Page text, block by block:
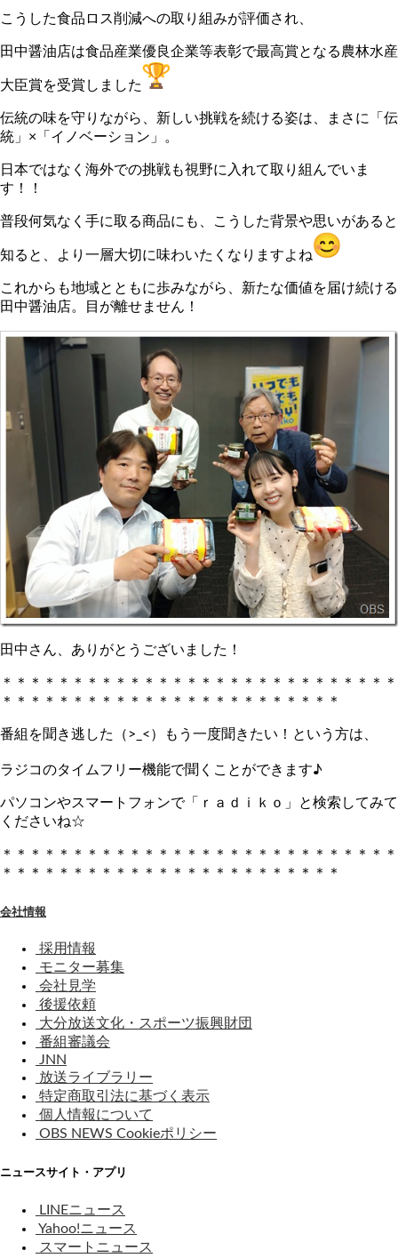
こうした食品ロス削減への取り組みが評価され、
田中醤油店は食品産業優良企業等表彰で最高賞となる農林水産
大臣賞を受賞しました
伝統の味を守りながら、新しい挑戦を続ける姿は、まさに「伝
統」×「イノベーション」。
日本ではなく海外での挑戦も視野に入れて取り組んでいま
す！！
普段何気なく手に取る商品にも、こうした背景や思いがあると
知ると、より一層大切に味わいたくなりますよね
これからも地域とともに歩みながら、新たな価値を届け続ける
田中醤油店。目が離せません！
田中さん、ありがとうございました！
＊＊＊＊＊＊＊＊＊＊＊＊＊＊＊＊＊＊＊＊＊＊＊＊＊＊＊＊
＊＊＊＊＊＊＊＊＊＊＊＊＊＊＊＊＊＊＊＊＊＊＊＊
番組を聞き逃した（>_<）もう一度聞きたい！という方は、
ラジコのタイムフリー機能で聞くことができます♪
パソコンやスマートフォンで「ｒａｄｉｋｏ」と検索してみて
くださいね☆
＊＊＊＊＊＊＊＊＊＊＊＊＊＊＊＊＊＊＊＊＊＊＊＊＊＊＊＊
＊＊＊＊＊＊＊＊＊＊＊＊＊＊＊＊＊＊＊＊＊＊＊＊
会社情報
採用情報
モニター募集
会社見学
後援依頼
大分放送文化・スポーツ振興財団
番組審議会
JNN
放送ライブラリー
特定商取引法に基づく表示
個人情報について
OBS NEWS Cookieポリシー
ニュースサイト・アプリ
LINEニュース
Yahoo!ニュース
スマートニュース